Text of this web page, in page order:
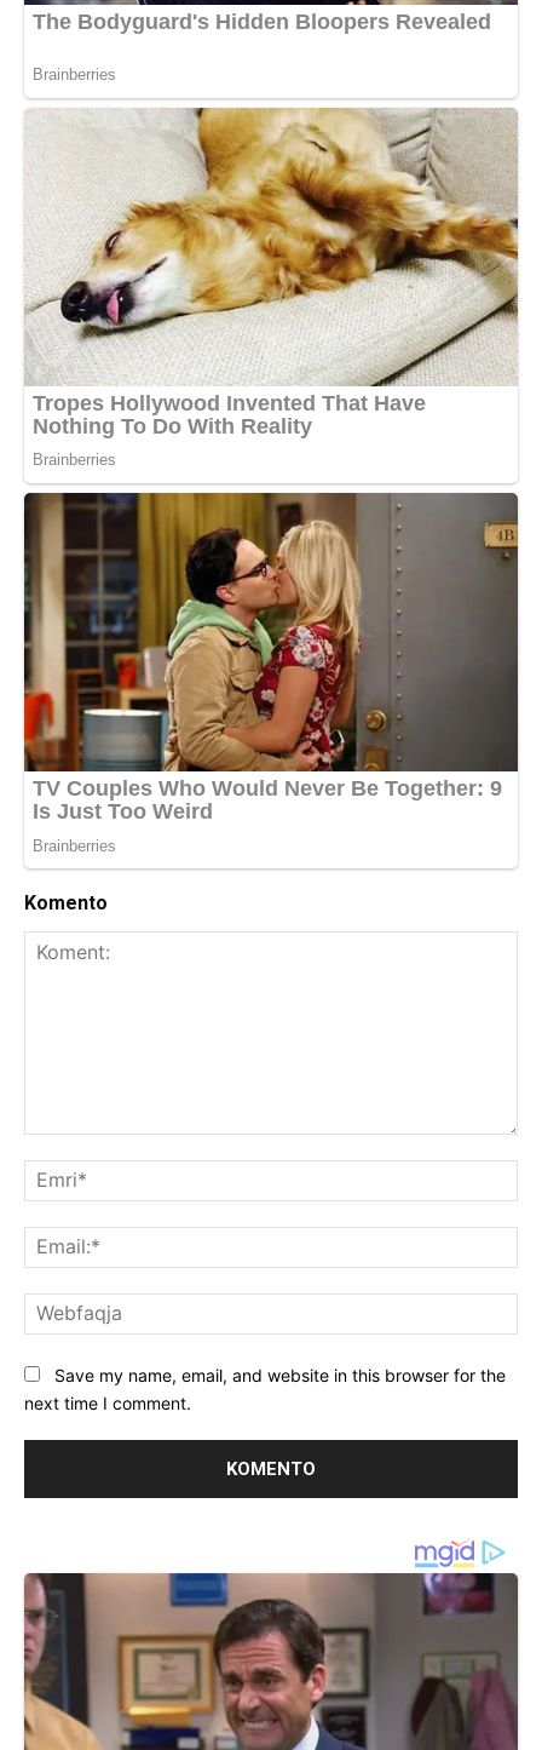
Komento
Save my name, email, and website in this browser for the
next time I comment.